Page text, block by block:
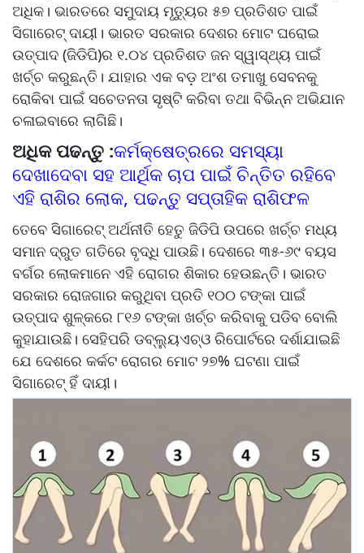
ଅଧିକ। ଭାରତରେ ସମୁଦାୟ ମୃତ୍ୟୁର ୫୭ ପ୍ରତିଶତ ପାଇଁ
ସିଗାରେଟ୍ ଦାୟୀ। ଭାରତ ସରକାର ଦେଶର ମୋଟ ଘରୋଇ
ଉତ୍ପାଦ (ଜିଡିପି)ର ୧.୦୪ ପ୍ରତିଶତ ଜନ ସ୍ୱାସ୍ଥ୍ୟ ପାଇଁ
ଖର୍ଚ୍ଚ କରୁଛନ୍ତି। ଯାହାର ଏକ ବଡ଼ ଅଂଶ ତମାଖୁ ସେବନକୁ
ରୋକିବା ପାଇଁ ସଚେତନତା ସୃଷ୍ଟି କରିବା ତଥା ବିଭିନ୍ନ ଅଭିଯାନ
ଚଳାଇବାରେ ଲାଗିଛି।
ଅଧିକ ପଢନ୍ତୁ :କର୍ମକ୍ଷେତ୍ରରେ ସମସ୍ୟା
ଦେଖାଦେବା ସହ ଆର୍ଥିକ ଚାପ ପାଇଁ ଚିନ୍ତିତ ରହିବେ
ଏହି ରାଶିର ଲୋକ, ପଢନ୍ତୁ ସପ୍ତାହିକ ରାଶିଫଳ
ତେବେ ସିଗାରେଟ୍ ଅର୍ଥନୀତି ହେତୁ ଜିଡିପି ଉପରେ ଖର୍ଚ୍ଚ ମଧ୍ୟ
ସମାନ ଦ୍ରୁତ ଗତିରେ ବୃଦ୍ଧି ପାଉଛି। ଦେଶରେ ୩୫-୬୯ ବୟସ
ବର୍ଗର ଲୋକମାନେ ଏହି ରୋଗର ଶିକାର ହେଉଛନ୍ତି। ଭାରତ
ସରକାର ରୋଜଗାର କରୁଥିବା ପ୍ରତି ୧୦୦ ଟଙ୍କା ପାଇଁ
ଉତ୍ପାଦ ଶୁଳ୍କରେ ୮୧୬ ଟଙ୍କା ଖର୍ଚ୍ଚ କରିବାକୁ ପଡିବ ବୋଲି
କୁହାଯାଉଛି। ସେହିପରି ଡବ୍ଲ୍ୟୁଏଚ୍‌ଓ ରିପୋର୍ଟରେ ଦର୍ଶାଯାଇଛି
ଯେ ଦେଶରେ କର୍କଟ ରୋଗର ମୋଟ ୨୭% ଘଟଣା ପାଇଁ
ସିଗାରେଟ୍ ହିଁ ଦାୟୀ।